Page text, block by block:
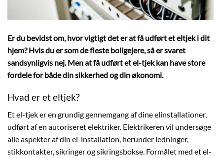
Er du bevidst om, hvor vigtigt det er at få udført et eltjek i dit
hjem? Hvis du er som de fleste boligejere, så er svaret
sandsynligvis nej. Men at få udført et el-tjek kan have store
fordele for både din sikkerhed og din økonomi.
Hvad er et eltjek?
Et el-tjek er en grundig gennemgang af dine elinstallationer,
udført af en autoriseret elektriker. Elektrikeren vil undersøge
alle aspekter af din el-installation, herunder ledninger,
stikkontakter, sikringer og sikringsbokse. Formålet med et el-